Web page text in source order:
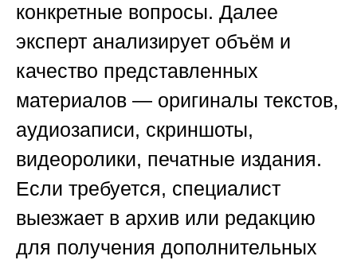
конкретные вопросы. Далее
эксперт анализирует объём и
качество представленных
материалов — оригиналы текстов,
аудиозаписи, скриншоты,
видеоролики, печатные издания.
Если требуется, специалист
выезжает в архив или редакцию
для получения дополнительных